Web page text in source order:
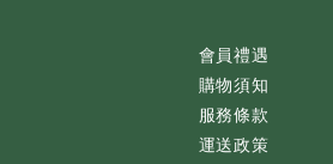
會員禮遇
購物須知
服務條款
運送政策